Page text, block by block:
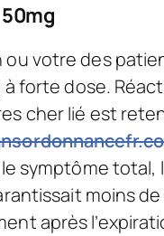
votre des
à forte dose.
cher lié est
symptôme total,
moins
après